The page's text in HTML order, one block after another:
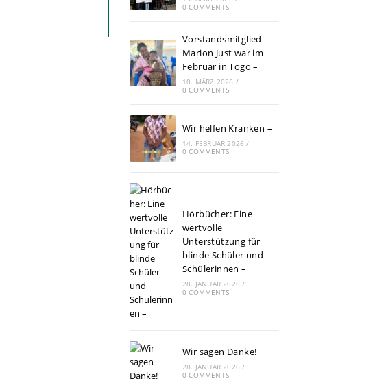
0 COMMENTS
Vorstandsmitglied
Marion Just war im
Februar in Togo –
10. MÄRZ 2026 /
0 COMMENTS
Wir helfen Kranken –
14. FEBRUAR 2026 /
0 COMMENTS
Hörbücher: Eine
wertvolle
Unterstützung für
blinde Schüler und
Schülerinnen –
28. JANUAR 2026 /
0 COMMENTS
Wir sagen Danke!
28. JANUAR 2026 /
0 COMMENTS